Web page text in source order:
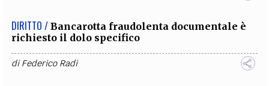
DIRITTO / Bancarotta fraudolenta documentale è
richiesto il dolo specifico
diFederico Radi